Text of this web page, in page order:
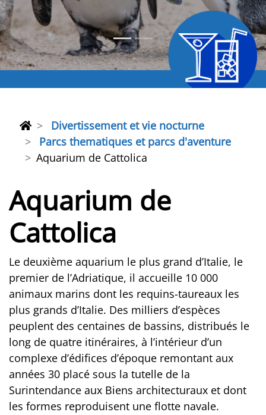
Divertissement et vie nocturne
Parcs thematiques et parcs d'aventure
Aquarium de Cattolica
Aquarium de
Cattolica
Le deuxième aquarium le plus grand d’Italie, le
premier de l’Adriatique, il accueille 10 000
animaux marins dont les requins-taureaux les
plus grands d’Italie. Des milliers d’espèces
peuplent des centaines de bassins, distribués le
long de quatre itinéraires, à l’intérieur d’un
complexe d’édifices d’époque remontant aux
années 30 placé sous la tutelle de la
Surintendance aux Biens architecturaux et dont
les formes reproduisent une flotte navale.